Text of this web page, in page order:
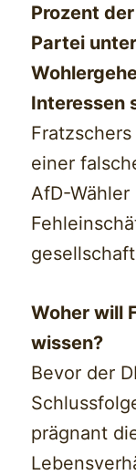
Prozent
Partei
Interessen
einer
AfD-
Woher will
wissen?
Bevor der
prägnant